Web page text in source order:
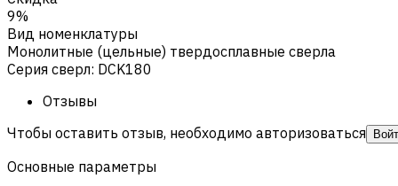
9%
Вид номенклатуры
Монолитные (цельные) твердосплавные сверла
Серия сверл: DCK180
Отзывы
Чтобы оставить отзыв, необходимо авторизоваться
Основные параметры